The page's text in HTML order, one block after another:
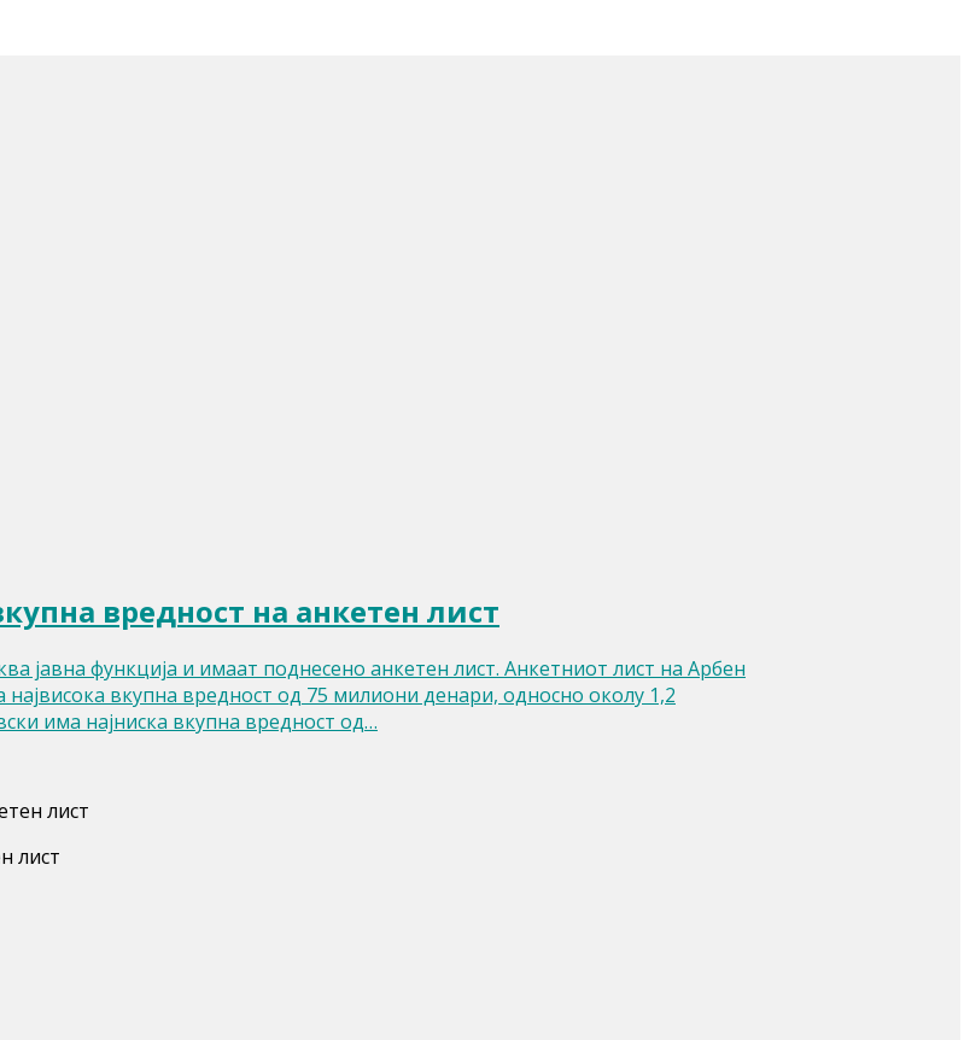
вредност на анкетен лист
јавна функција и имаат поднесено анкетен лист. Анкетниот лист на Арбен
вкупна вредност од 75 милиони денари, односно околу 1,2
има најниска вкупна вредност од…
лист